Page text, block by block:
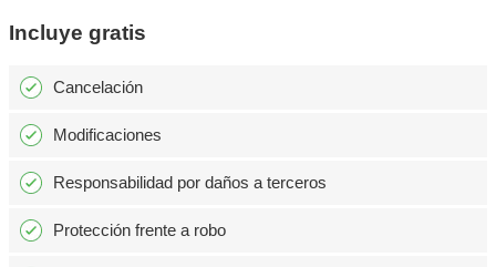
Incluye gratis
Cancelación
Modificaciones
Responsabilidad por daños a terceros
Protección frente a robo